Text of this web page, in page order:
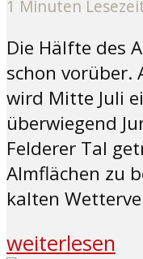
1 Minuten
Die Hälfte des
schon vorüber.
wird Mitte Juli
überwiegend
Felderer Tal
Almflächen zu
kalten
weiterlesen